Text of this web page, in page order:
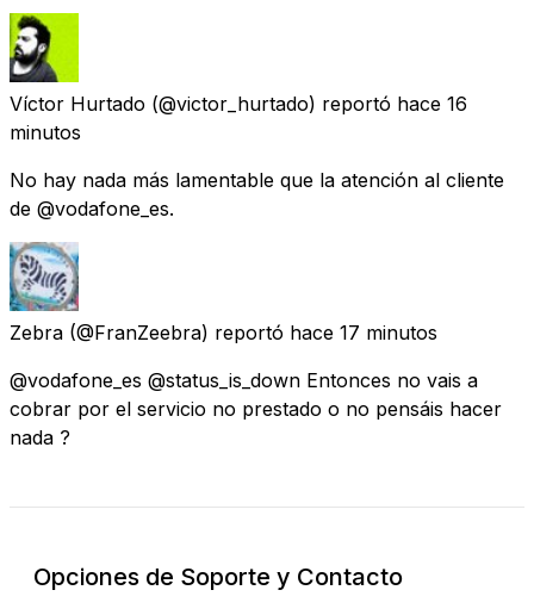
Víctor Hurtado (@victor_hurtado) reportó hace 16
minutos
No hay nada más lamentable que la atención al cliente
de @vodafone_es.
Zebra (@FranZeebra) reportó hace 17 minutos
@vodafone_es @status_is_down Entonces no vais a
cobrar por el servicio no prestado o no pensáis hacer
nada ?
Opciones de Soporte y Contacto